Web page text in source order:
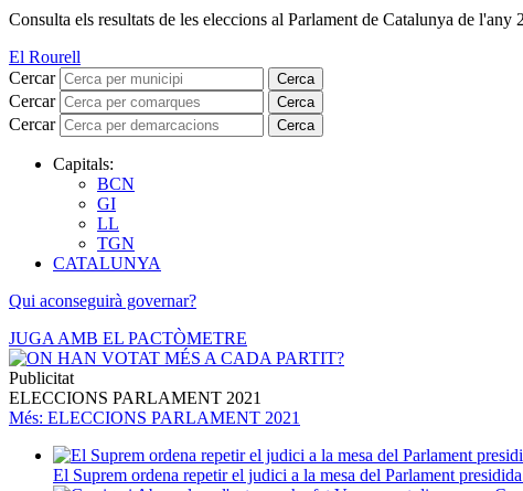
Consulta els resultats de les eleccions al Parlament de Catalunya de l'any
El Rourell
Cercar
Cerca
Cercar Cerca
Cercar Cerca
Capitals:
BCN
GI
LL
TGN
CATALUNYA
Qui aconseguirà governar?
JUGA AMB EL PACTÒMETRE
Publicitat
ELECCIONS PARLAMENT 2021
Més: ELECCIONS PARLAMENT 2021
El Suprem ordena repetir el judici a la mesa del Parlament